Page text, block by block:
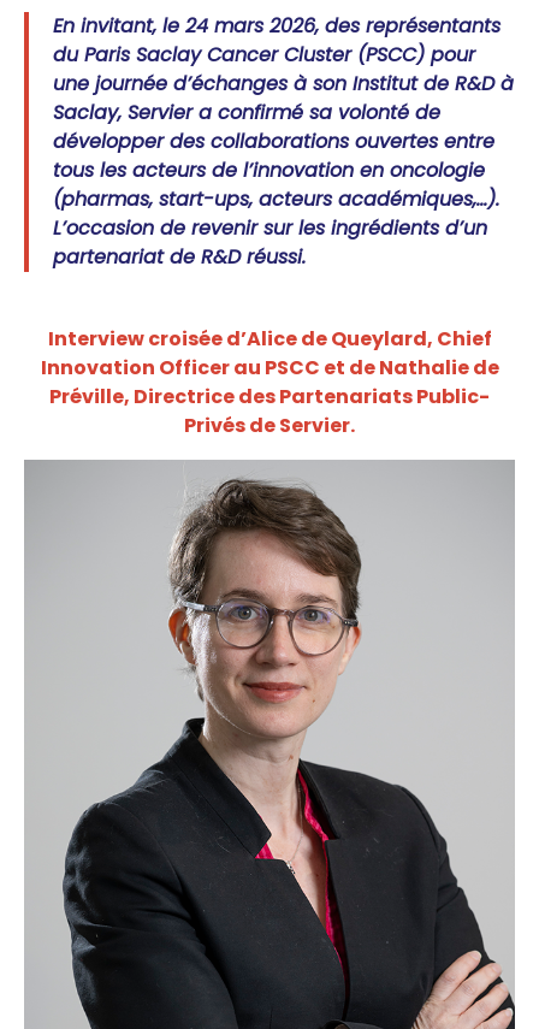
En invitant, le 24 mars 2026, des représentants
du Paris Saclay Cancer Cluster (PSCC) pour
une journée d’échanges à son Institut de R&D à
Saclay, Servier a confirmé sa volonté de
développer des collaborations ouvertes entre
tous les acteurs de l’innovation en oncologie
(pharmas, start-ups, acteurs académiques,…).
L’occasion de revenir sur les ingrédients d’un
partenariat de R&D réussi.
Interview croisée d’Alice de Queylard, Chief
Innovation Officer au PSCC et de Nathalie de
Préville, Directrice des Partenariats Public-
Privés de Servier.